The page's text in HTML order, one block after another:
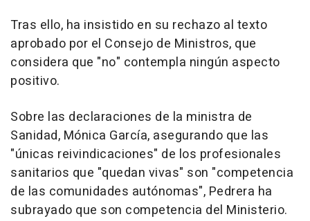
Tras ello, ha insistido en su rechazo al texto
aprobado por el Consejo de Ministros, que
considera que "no" contempla ningún aspecto
positivo.
Sobre las declaraciones de la ministra de
Sanidad, Mónica García, asegurando que las
"únicas reivindicaciones" de los profesionales
sanitarios que "quedan vivas" son "competencia
de las comunidades autónomas", Pedrera ha
subrayado que son competencia del Ministerio.